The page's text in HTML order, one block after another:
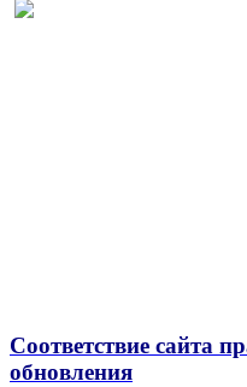
Соответствие сайта
обновления